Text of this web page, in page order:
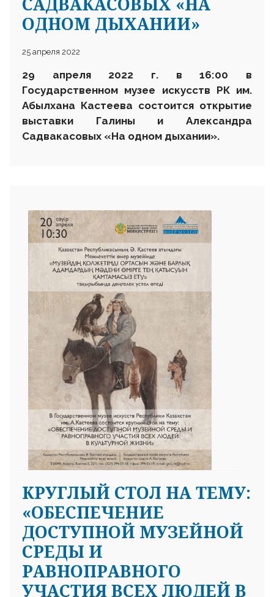
ОДНОМ ДЫХАНИИ»
25 апреля 2022
29 апреля 2022 г. в 16:00 в
Государственном музее искусств РК им.
Абылхана Кастеева состоится открытие
выставки Галины и Александра
Садвакасовых «На одном дыхании».
КРУГЛЫЙ СТОЛ НА ТЕМУ:
«ОБЕСПЕЧЕНИЕ
ДОСТУПНОЙ МУЗЕЙНОЙ
СРЕДЫ И
РАВНОПРАВНОГО
УЧАСТИЯ ВСЕХ ЛЮДЕЙ В